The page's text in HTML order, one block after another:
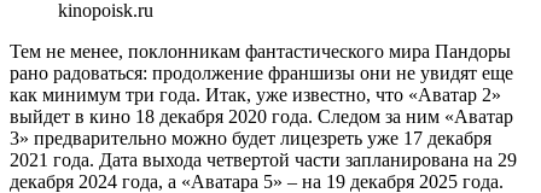
kinopoisk.ru
Тем не менее, поклонникам фантастического мира Пандоры
рано радоваться: продолжение франшизы они не увидят еще
как минимум три года. Итак, уже известно, что «Аватар 2»
выйдет в кино 18 декабря 2020 года. Следом за ним «Аватар
3» предварительно можно будет лицезреть уже 17 декабря
2021 года. Дата выхода четвертой части запланирована на 29
декабря 2024 года, а «Аватара 5» – на 19 декабря 2025 года.